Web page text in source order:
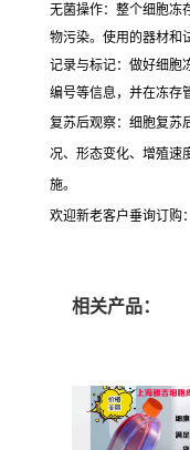
无菌操作：整个细胞冻
物污染。使用的器材和
记录与标记：做好细胞
编号等信息，并在冻存
复苏后观察：细胞复苏
况、形态变化、增殖速
施。
欢迎新老客户垂询订购：
相关产品：